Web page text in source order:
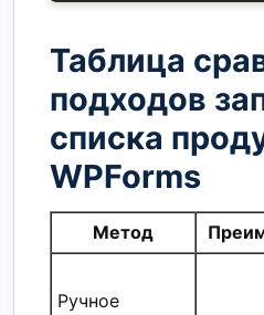
Таблица
подходов
списка
WPForms
Метод
Ручное